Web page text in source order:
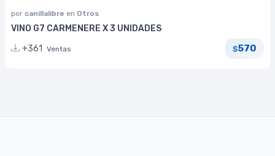
por canillalibre en Otros
VINO G7 CARMENERE X 3 UNIDADES
+361
Ventas $570